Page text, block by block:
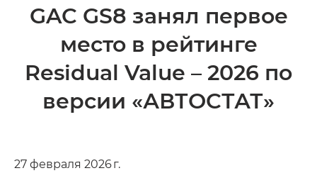
GAC GS8 занял первое
место в рейтинге
Residual Value – 2026 по
версии «АВТОСТАТ»
27 февраля 2026 г.